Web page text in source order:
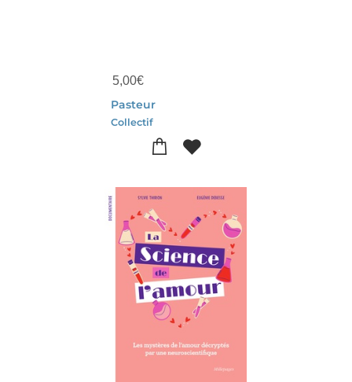
5,00€
Pasteur
Collectif